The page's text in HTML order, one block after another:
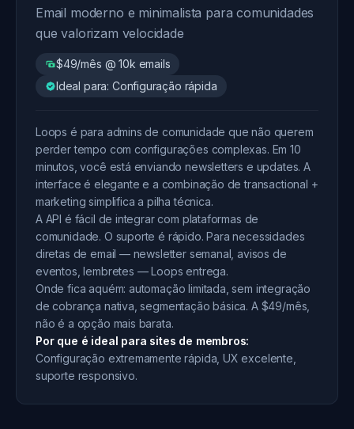
Email moderno e minimalista para comunidades
que valorizam velocidade
$49/mês @ 10k emails
Ideal para: Configuração rápida
Loops é para admins de comunidade que não querem
perder tempo com configurações complexas. Em 10
minutos, você está enviando newsletters e updates. A
interface é elegante e a combinação de transactional +
marketing simplifica a pilha técnica.
A API é fácil de integrar com plataformas de
comunidade. O suporte é rápido. Para necessidades
diretas de email — newsletter semanal, avisos de
eventos, lembretes — Loops entrega.
Onde fica aquém: automação limitada, sem integração
de cobrança nativa, segmentação básica. A $49/mês,
não é a opção mais barata.
Por que é ideal para sites de membros:
Configuração extremamente rápida, UX excelente,
suporte responsivo.